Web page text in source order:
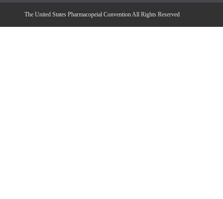
The United States Pharmacopeial Convention All Rights Reserved